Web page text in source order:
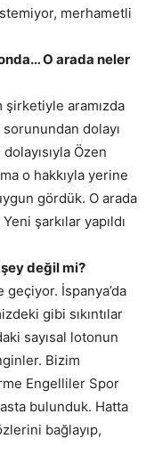
merhametli
O arada neler
şirketiyle aramızda
dolayı
Özen
o hakkıyla yerine
gördük. O arada
şarkılar yapıldı
değil mi?
İspanya’da
gibi sıkıntılar
sayısal lotonun
Bizim
Engelliler Spor
bulunduk. Hatta
bağlayıp,